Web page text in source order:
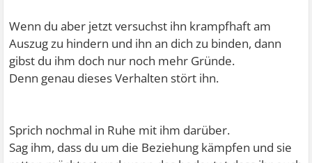
Wenn du aber jetzt versuchst ihn krampfhaft am
Auszug zu hindern und ihn an dich zu binden, dann
gibst du ihm doch nur noch mehr Gründe.
Denn genau dieses Verhalten stört ihn.
Sprich nochmal in Ruhe mit ihm darüber.
Sag ihm, dass du um die Beziehung kämpfen und sie